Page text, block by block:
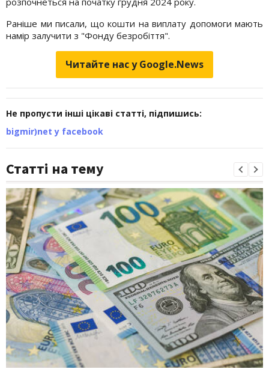
Раніше ми писали, що кошти на виплату допомоги мають
намір залучити з "Фонду безробіття".
Читайте нас у Google.News
Не пропусти інші цікаві статті, підпишись:
bigmir)net у facebook
Статті на тему